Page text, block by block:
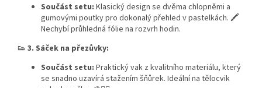
Součást setu: Klasický design se dvěma chlopněmi a
gumovými poutky pro dokonalý přehled v pastelkách. 🖍️
Nechybí průhledná fólie na rozvrh hodin.
👟 3. Sáček na přezůvky:
Součást setu: Praktický vak z kvalitního materiálu, který
se snadno uzavírá stažením šňůrek. Ideální na tělocvik